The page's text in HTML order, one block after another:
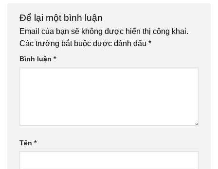
Để lại một bình luận
Email của bạn sẽ không được hiển thị công khai.
Các trường bắt buộc được đánh dấu *
Bình luận *
Tên *